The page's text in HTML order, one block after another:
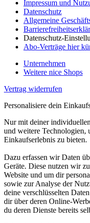
Impressum und
Datenschutz
Allgemeine
Datenschutz-
Abo-Verträge hier
Unternehmen
Weitere nice Shops
Vertrag widerrufen
Personalisiere dein
Nur mit deiner
und weitere Technologien,
Einkaufserlebnis zu bieten.
Dazu erfassen wir Daten
Geräte. Diese nutzen wir
Website und um dir
sowie zur Analyse der
deine verschlüsselten
dir über deren Online-
du deren Dienste bereits